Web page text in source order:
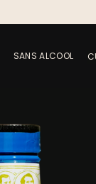
SANS ALCOOL